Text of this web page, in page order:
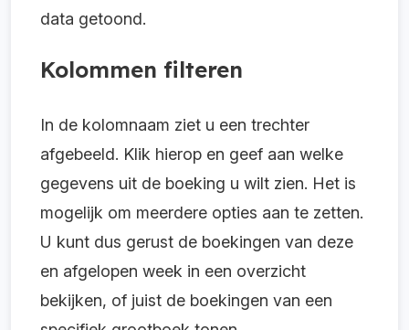
data getoond.
Kolommen filteren
In de kolomnaam ziet u een trechter
afgebeeld. Klik hierop en geef aan welke
gegevens uit de boeking u wilt zien. Het is
mogelijk om meerdere opties aan te zetten.
U kunt dus gerust de boekingen van deze
en afgelopen week in een overzicht
bekijken, of juist de boekingen van een